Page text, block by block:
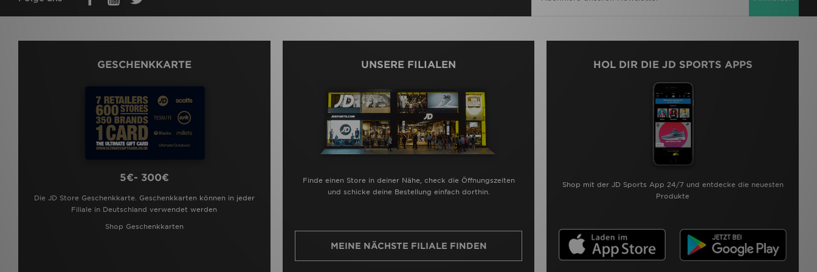
GESCHENKKARTE
5€- 300€
Die JD Store Geschenkkarte. Geschenkkarten können in jeder
Filiale in Deutschland verwendet werden
Shop Geschenkkarten
UNSERE FILIALEN
Finde einen Store in deiner Nähe, check die Öffnungszeiten
und schicke deine Bestellung einfach dorthin.
MEINE NÄCHSTE FILIALE FINDEN
HOL DIR DIE JD SPORTS APPS
Shop mit der JD Sports App 24/7 und entdecke die neuesten
Produkte